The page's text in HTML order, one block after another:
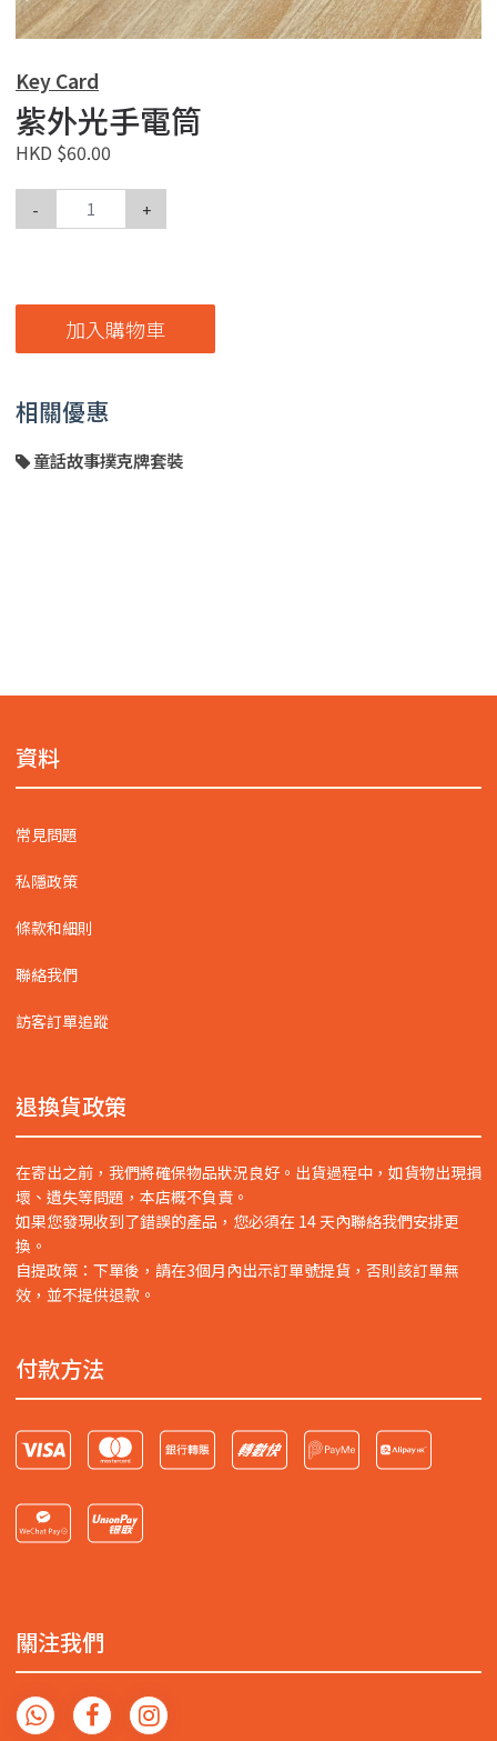
Key Card
紫外光手電筒
HKD $60.00
- +
加入購物車
相關優惠
童話故事撲克牌套裝
資料
常見問題
私隱政策
條款和細則
聯絡我們
訪客訂單追蹤
退換貨政策
在寄出之前，我們將確保物品狀況良好。出貨過程中，如貨物出現損
壞、遺失等問題，本店概不負責。
如果您發現收到了錯誤的產品，您必須在 14 天內聯絡我們安排更
換。
自提政策：下單後，請在3個月內出示訂單號提貨，否則該訂單無
效，並不提供退款。
付款方法
關注我們